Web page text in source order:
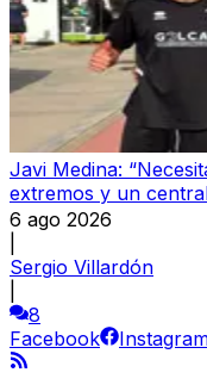
Javi Medina:
extremos y un
6 ago 2026
Sergio Villardón
8
Facebook